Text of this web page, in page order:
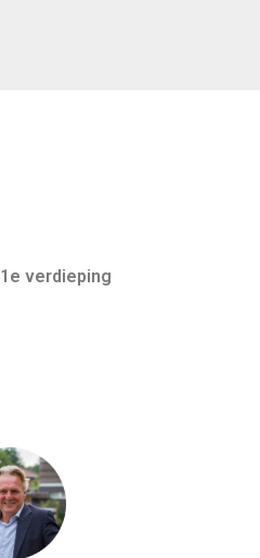
1e verdieping